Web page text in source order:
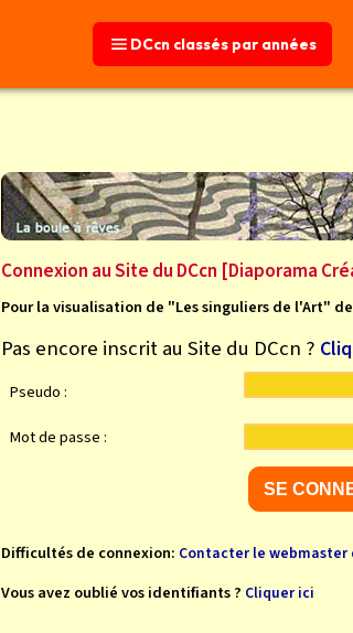
DCcn classés par années
DCcn classés par années
Connexion au Site du DCcn [Diaporama
Pour la visualisation de "Les singuliers de l'Art"
Pas encore inscrit au Site du DCcn ?
Pseudo :
Mot de passe :
Difficultés de connexion: Contacter le webmaster
Vous avez oublié vos identifiants ? Cliquer ici